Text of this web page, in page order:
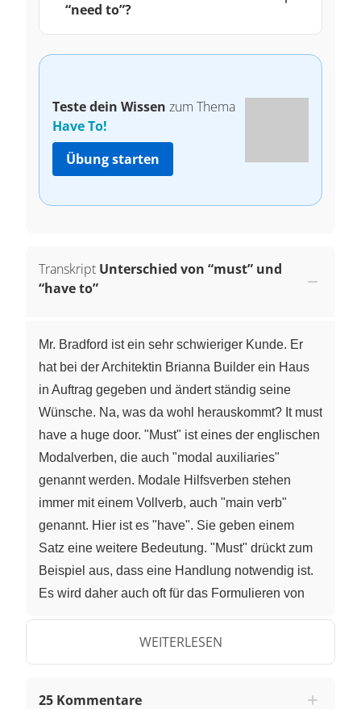
“need to”?
Teste dein Wissen zum Thema
Have To!
Übung starten
Transkript Unterschied von “must” und
“have to”
Mr. Bradford ist ein sehr schwieriger Kunde. Er
hat bei der Architektin Brianna Builder ein Haus
in Auftrag gegeben und ändert ständig seine
Wünsche. Na, was da wohl herauskommt? It must
have a huge door. "Must" ist eines der englischen
Modalverben, die auch "modal auxiliaries"
genannt werden. Modale Hilfsverben stehen
immer mit einem Vollverb, auch "main verb"
genannt. Hier ist es "have". Sie geben einem
Satz eine weitere Bedeutung. "Must" drückt zum
Beispiel aus, dass eine Handlung notwendig ist.
Es wird daher auch oft für das Formulieren von
übersetzt: Es muss eine riesige Tür haben. "Must"
bedeutet demnach so viel wie müssen und zeigt,
WEITERLESEN
25 Kommentare